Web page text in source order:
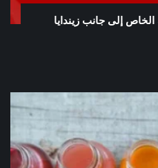
إلى جانب زيندايا